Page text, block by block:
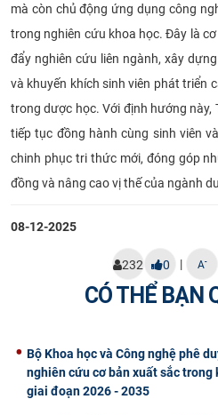
mà còn chủ động ứng dụng công
trong nghiên cứu khoa học. Đây là
đẩy nghiên cứu liên ngành, xây
và khuyến khích sinh viên phát triển
trong dược học. Với định hướng này,
tiếp tục đồng hành cùng sinh viên
chinh phục tri thức mới, đóng góp
đồng và nâng cao vị thế của ngành
08-12-2025
232 0 | A-
CÓ THỂ BẠN
Bộ Khoa học và Công nghệ phê
nghiên cứu cơ bản xuất sắc trong
giai đoạn 2026 - 2035